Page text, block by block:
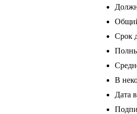
Срок
В
Дата